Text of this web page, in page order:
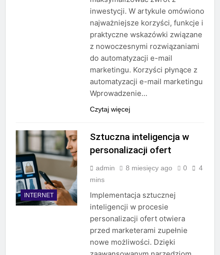
inwestycji. W artykule omówiono
najważniejsze korzyści, funkcje i
praktyczne wskazówki związane
z nowoczesnymi rozwiązaniami
do automatyzacji e-mail
marketingu. Korzyści płynące z
automatyzacji e-mail marketingu
Wprowadzenie…
Czytaj więcej
INTERNET
Sztuczna inteligencja w
personalizacji ofert
admin 8 miesięcy ago 0
4
mins
Implementacja sztucznej
inteligencji w procesie
personalizacji ofert otwiera
przed marketerami zupełnie
nowe możliwości. Dzięki